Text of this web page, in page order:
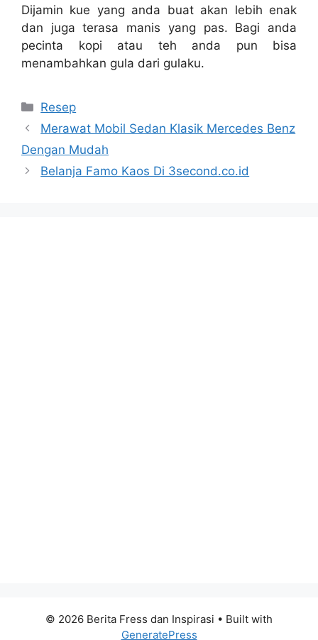
Dijamin kue yang anda buat akan lebih enak
dan juga terasa manis yang pas. Bagi anda
pecinta kopi atau teh anda pun bisa
menambahkan gula dari gulaku.
Categories
Resep
Merawat Mobil Sedan Klasik Mercedes Benz
Dengan Mudah
Belanja Famo Kaos Di 3second.co.id
© 2026 Berita Fress dan Inspirasi • Built with
GeneratePress